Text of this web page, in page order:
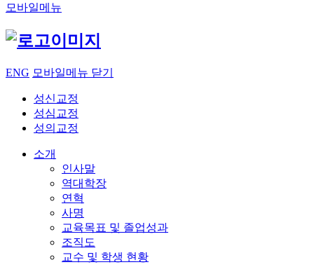
모바일메뉴
ENG 모바일메뉴 닫기
성신교정
성심교정
성의교정
소개
인사말
역대학장
연혁
사명
교육목표 및 졸업성과
조직도
교수 및 학생 현황